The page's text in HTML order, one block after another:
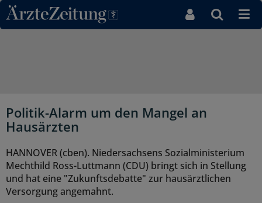
Direkt zum Inhaltsbereich
Politik-Alarm um den Mangel an
Hausärzten
HANNOVER (cben). Niedersachsens Sozialministerium
Mechthild Ross-Luttmann (CDU) bringt sich in Stellung
und hat eine "Zukunftsdebatte" zur hausärztlichen
Versorgung angemahnt.